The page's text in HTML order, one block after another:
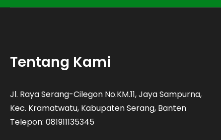
Tentang Kami
Jl. Raya Serang-Cilegon No.KM.11, Jaya Sampurna,
Kec. Kramatwatu, Kabupaten Serang, Banten
Telepon: 081911135345